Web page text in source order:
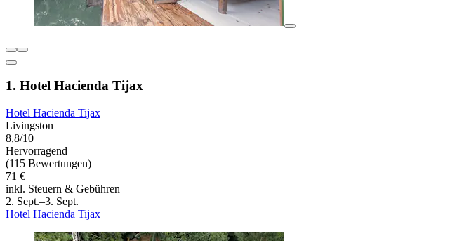
1. Hotel Hacienda Tijax
Hotel Hacienda Tijax
Livingston
8,8/10
Hervorragend
(115 Bewertungen)
71 €
inkl. Steuern & Gebühren
2. Sept.–3. Sept.
Hotel Hacienda Tijax